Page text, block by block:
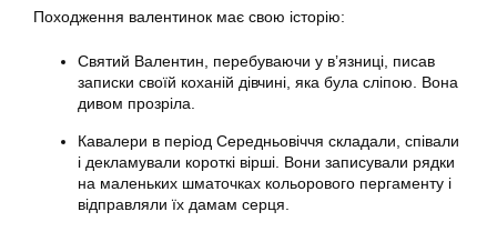
Походження валентинок має свою історію:
Святий Валентин, перебуваючи у в’язниці, писав
записки своїй коханій дівчині, яка була сліпою. Вона
дивом прозріла.
Кавалери в період Середньовіччя складали, співали
і декламували короткі вірші. Вони записували рядки
на маленьких шматочках кольорового пергаменту і
відправляли їх дамам серця.